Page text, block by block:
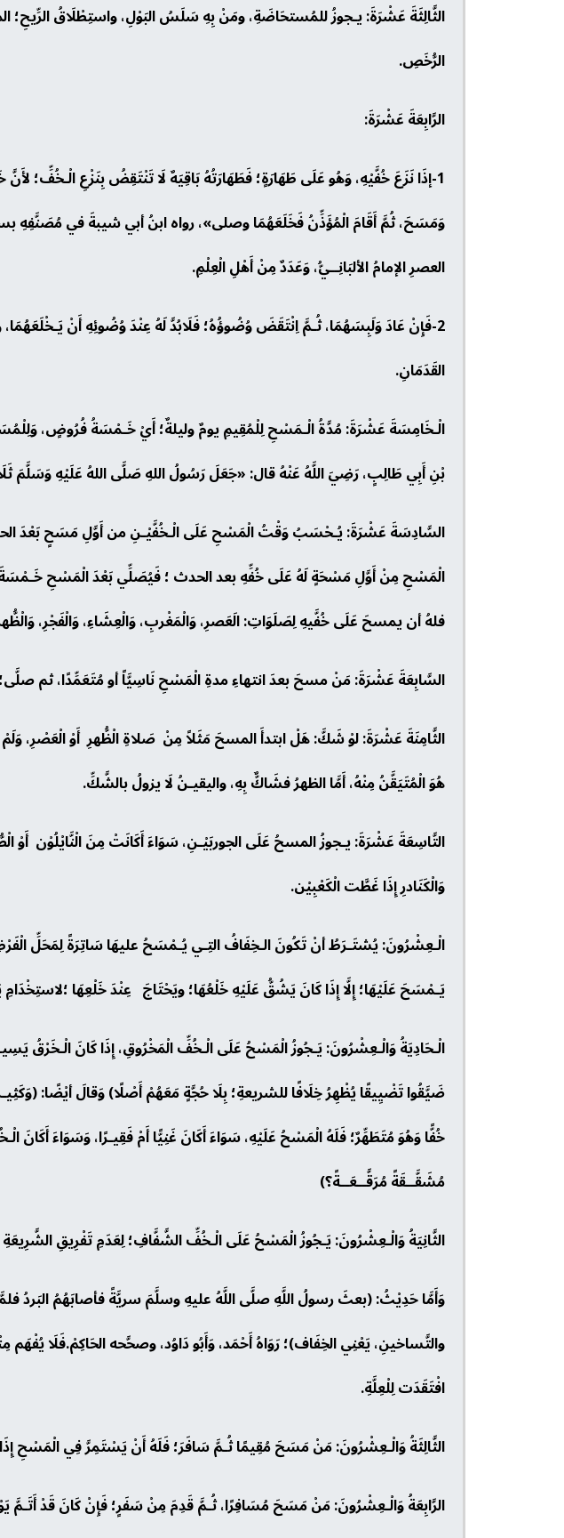
الثَّالِثَةَ عَشْرَةَ: يـجوزُ للمُستحَاضَةِ، ومَنْ بِهِ سَلَسُ البَوْلِ، واستِطْلَاقُ الرِّيحِ؛
الرُّخَصِ.
الرَّابِعَةَ عَشْرَةَ:
1-إذَا نَزَعَ خُفَّيْهِ، وَهُو عَلَى طَهَارَةٍ؛ فَطَهَارَتُهُ بَاقِيَهٌ لَا تَنْتَقِضُ بِنَزْعِ
وَمَسَحَ، ثُمَّ أَقَامَ الْمُؤَذِّنُ فَخَلَعَهُمَا وصلى»، رواه ابنُ أبي شيبةَ في مُصَنَّفِهِ
العصرِ الإمامُ الألبَانِــيُّ، وَعَدَدٌ مِنْ أَهْلِ الْعِلْمِ.
2-فَإِنْ عَادَ وَلَبِسَهُمَا، ثُـمَّ اِنْتَقَضَ وُضُوؤُهُ؛ فَلَابُدَّ لَهُ عِنْدَ وُضُوئِهِ أَنْ
القَدَمَانِ.
الْـخَامِسَةَ عَشْرَةَ: مُدَّةُ الْـمَسْحِ لِلْمُقِيمِ يومٌ وليلةٌ؛ أَيْ خَـمْسَةُ فُرُوضٍ،
بْنِ أَبِي طَالِبٍ، رَضِيَ اللَّهُ عَنْهُ قال: «جَعَلَ رَسُولُ اللهِ صَلَّى اللهُ عَلَيْهِ وَسَلَّمَ
السَّادِسَةَ عَشْرَةَ: يُـحْسَبُ وَقْتُ الْمَسْحِ عَلَى الْـخُفَّيْـنِ من أَوَّلِ مَسَحٍ بَعْدَ
الْمَسْحِ مِنْ أَوَّلِ مَسْحَةٍ لَهُ عَلَى خُفِّهِ بعد الحدث ؛ فَيُصَلِّي بَعْدَ الْمَسْحِ خَـمْسَةَ
فلهُ أن يمسحَ عَلَى خُفَّيهِ لِصَلَوَاتِ: الَعَصرِ، وَالْمَغْربِ، وَالْعِشَاءِ، وَالْفَجْرِ،
السَّابِعَةَ عَشْرَةَ: مَنْ مسحَ بعدَ انتهاءِ مدةِ الْمَسْحِ نَاسِيَّاً أو مُتَعَمِّدًا، ثم
الثَّامِنَةَ عَشْرَةَ: لوْ شَكَّ: هَلْ ابتدأَ المسحَ مَثَلاً مِنْ صَلاةِ الْظُّهرِ أَوْ الْعَصْرِ،
هُوَ الْمُتَيَقَّنُ مِنْهُ، أَمَّا الظهرُ فشَاكٌّ بِهِ، واليقيـنُ لَا يزولُ بالشَّكِّ.
التَّاسِعَةَ عَشْرَةَ: يـجوزُ المسحُ عَلَى الجوربَيْـنِ، سَوَاءَ أَكَانَتْ مِنَ الْنَّايْلُوْن
وَالْكَنَادرِ إِذَا غَطَّت الْكَعْبِيْن.
الْـعِشْرُونَ: يُشتَـرَطُ أنْ تَكُونَ الـخِفَافُ التِـي يُـمْسَحُ عليهَا سَاتِرَةً لِمَحَلِّ
يَـمْسَحَ عَلَيْهَا؛ إِلَّا إِذَا كَانَ يَشُقُّ عَلَيْهِ خَلْعُهَا؛ ويَحْتَاجَ عِنْدَ خَلْعِهَا
الْـحَادِيَةُ وَالْـعِشْرُونَ: يَـجُوزُ الْمَسْحُ عَلَى الْـخُفِّ الْمَخْرُوقِ، إِذَا كَانَ الْـخَرْقُ
ضَيَّقُوا تَضْيِيقًا يُظْهِرُ خِلَافًا للشريعةِ؛ بِلَا حُجَّةٍ مَعَهُمْ أَصْلًا) وَقالَ أيْضًا:
خُفًّا وَهُوَ مُتَطَهِّرٌ؛ فَلَهُ الْمَسْحُ عَلَيْهِ، سَوَاءَ أَكَانَ غَنِيًّا أَمْ فَقِيـرًا، وَسَوَاءَ
مُشَقَّــقَةً مُرَقَّــعَــةً؟)
الثَّانِيَةُ وَالْـعِشْرُونَ: يَـجُوزُ الْمَسْحُ عَلَى الْـخُفِّ الشَّفَّافِ؛ لِعَدَمِ تَفْرِيقِ
وَأَمَّا حَدِيْثُ: (بعثَ رسولُ اللَّهِ صلَّى اللَّهُ عليهِ وسلَّمَ سريَّةً فأصابَهُمُ البَردُ
والتَّساخينِ، يَعْنِي الخِفَاف)؛ رَوَاهُ أَحْمَد، وَأَبُو دَاوُد، وصحَّحه الحَاكِمْ.فَلَا
افْتَقَدَت لِلْعِلَّةِ.
الثَّالِثَةُ وَالْـعِشْرُونَ: مَنْ مَسَحَ مُقِيمًا ثُـمَّ سَافَرَ؛ فَلَهُ أَنْ يَسْتَمِرَّ فِي الْمَسْحِ
الرَّابِعَةُ وَالْـعِشْرُونَ: مَنْ مَسَحَ مُسَافِرًا، ثُـمَّ قَدِمَ مِنْ سَفَرٍ؛ فَإِنْ كَانَ قَدْ